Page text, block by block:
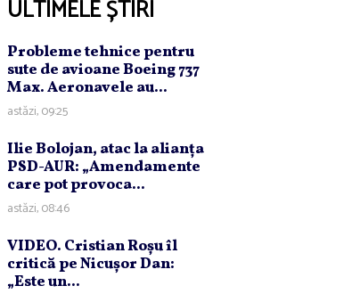
ULTIMELE ȘTIRI
Probleme tehnice pentru
sute de avioane Boeing 737
Max. Aeronavele au...
astăzi, 09:25
Ilie Bolojan, atac la alianţa
PSD-AUR: „Amendamente
care pot provoca...
astăzi, 08:46
VIDEO. Cristian Roşu îl
critică pe Nicuşor Dan:
„Este un...